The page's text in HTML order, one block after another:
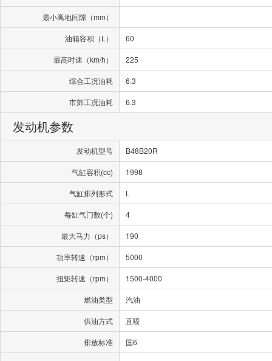
最小离地间隙（mm）
油箱容积（L） 60
最高时速（km/h） 225
综合工况油耗 6.3
市郊工况油耗 6.3
发动机参数
发动机型号 B48B20R
气缸容积(cc) 1998
气缸排列形式 L
每缸气门数(个) 4
最大马力（ps） 190
功率转速（rpm） 5000
扭矩转速（rpm） 1500-4000
燃油类型 汽油
供油方式 直喷
排放标准 国6